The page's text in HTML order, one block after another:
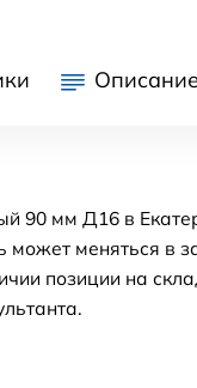
Описание
90 мм Д16 в
может меняться в
позиции на